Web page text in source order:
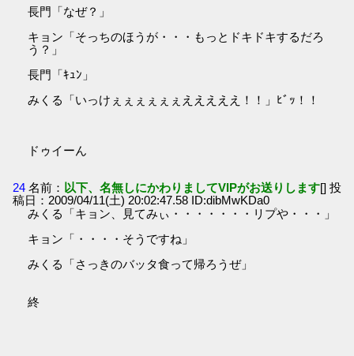
長門「なぜ？」
キョン「そっちのほうが・・・もっとドキドキするだろ
う？」
長門「ｷｭﾝ」
みくる「いっけぇぇぇぇぇぇえええええ！！」ﾋﾞｯ！！
ドゥイーん
24 名前： 以下、名無しにかわりましてVIPがお送りします[] 投
稿日：2009/04/11(土) 20:02:47.58 ID:dibMwKDa0
みくる「キョン、見てみぃ・・・・・・・リプや・・・」
キョン「・・・・そうですね」
みくる「さっきのバッタ食って帰ろうぜ」
終